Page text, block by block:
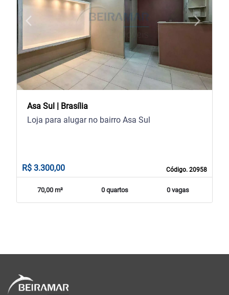
arrow_back_iosPrevious arrow_forward_iosNext
Asa Sul | Brasília
Código. 20958
Loja para alugar no bairro Asa Sul
R$ 3.300,00
70,00 m² 0 quartos 0 vagas